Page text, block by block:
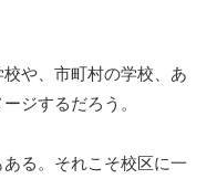
や、市町村の学校、あ
ジするだろう。
る。それこそ校区に一